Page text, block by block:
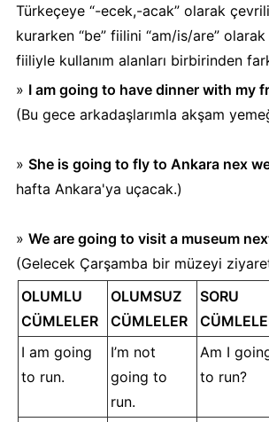
Türkeçeye “-ecek,-acak” olarak
kurarken “be” fiilini “am/is/are” olarak
fiiliyle kullanım alanları birbirinden
» I am going to have dinner with my
(Bu gece arkadaşlarımla akşam
» She is going to fly to Ankara nex
hafta Ankara'ya uçacak.)
» We are going to visit a museum
(Gelecek Çarşamba bir müzeyi
OLUMLU
CÜMLELER
OLUMSUZ
CÜMLELER
SORU
I am going
to run.
I’m not
going to
run.
Am I
to run?